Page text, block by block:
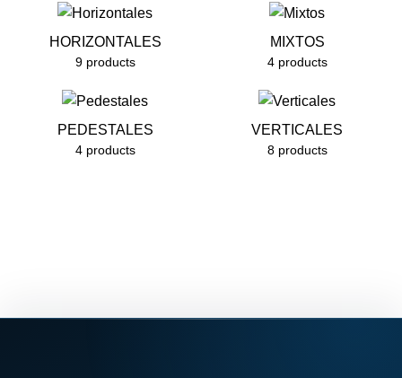
HORIZONTALES
9 products
MIXTOS
4 products
PEDESTALES
4 products
VERTICALES
8 products